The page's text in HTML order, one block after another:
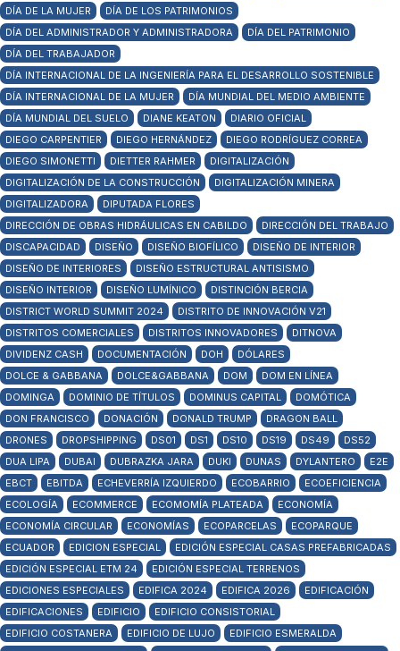
DÍA DE LA MUJER
DÍA DE LOS PATRIMONIOS
DÍA DEL ADMINISTRADOR Y ADMINISTRADORA
DÍA DEL PATRIMONIO
DÍA DEL TRABAJADOR
DÍA INTERNACIONAL DE LA INGENIERÍA PARA EL DESARROLLO SOSTENIBLE
DÍA INTERNACIONAL DE LA MUJER
DÍA MUNDIAL DEL MEDIO AMBIENTE
DÍA MUNDIAL DEL SUELO
DIANE KEATON
DIARIO OFICIAL
DIEGO CARPENTIER
DIEGO HERNÁNDEZ
DIEGO RODRÍGUEZ CORREA
DIEGO SIMONETTI
DIETTER RAHMER
DIGITALIZACIÓN
DIGITALIZACIÓN DE LA CONSTRUCCIÓN
DIGITALIZACIÓN MINERA
DIGITALIZADORA
DIPUTADA FLORES
DIRECCIÓN DE OBRAS HIDRÁULICAS EN CABILDO
DIRECCIÓN DEL TRABAJO
DISCAPACIDAD
DISEÑO DISEÑO BIOFÍLICO
DISEÑO DE INTERIOR
DISEÑO DE INTERIORES
DISEÑO ESTRUCTURAL ANTISISMO
DISEÑO INTERIOR
DISEÑO LUMÍNICO
DISTINCIÓN BERCIA
DISTRICT WORLD SUMMIT 2024
DISTRITO DE INNOVACIÓN V21
DISTRITOS COMERCIALES
DISTRITOS INNOVADORES
DITNOVA
DIVIDENZ CASH
DOCUMENTACIÓN DOH
DÓLARES
DOLCE & GABBANA
DOLCE&GABBANA DOM
DOM EN LÍNEA
DOMINGA
DOMINIO DE TÍTULOS DOMINUS CAPITAL
DOMÓTICA
DON FRANCISCO
DONACIÓN DONALD TRUMP
DRAGON BALL
DRONES
DROPSHIPPING DS01 DS1 DS10 DS19 DS49
DS52
DUA LIPA
DUBAI DUBRAZKA JARA DUKI DUNAS DYLANTERO
E2E
EBCT
EBITDA ECHEVERRÍA IZQUIERDO ECOBARRIO
ECOEFICIENCIA
ECOLOGÍA
ECOMMERCE ECOMOMÍA PLATEADA
ECONOMÍA
ECONOMÍA CIRCULAR
ECONOMÍAS ECOPARCELAS
ECOPARQUE
ECUADOR
EDICION ESPECIAL
EDICIÓN ESPECIAL CASAS PREFABRICADAS
EDICIÓN ESPECIAL ETM 24
EDICIÓN ESPECIAL TERRENOS
EDICIONES ESPECIALES
EDIFICA 2024 EDIFICA 2026
EDIFICACIÓN
EDIFICACIONES
EDIFICIO
EDIFICIO CONSISTORIAL
EDIFICIO COSTANERA
EDIFICIO DE LUJO
EDIFICIO ESMERALDA